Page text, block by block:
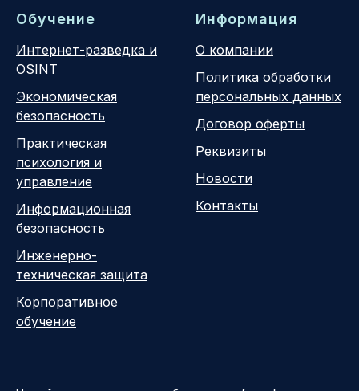
Обучение
Интернет-разведка и
OSINT
Экономическая
безопасность
Практическая
психология и
управление
Информационная
безопасность
Инженерно-
техническая защита
Корпоративное
обучение
Информация
О компании
Политика обработки
персональных данных
Договор оферты
Реквизиты
Новости
Контакты